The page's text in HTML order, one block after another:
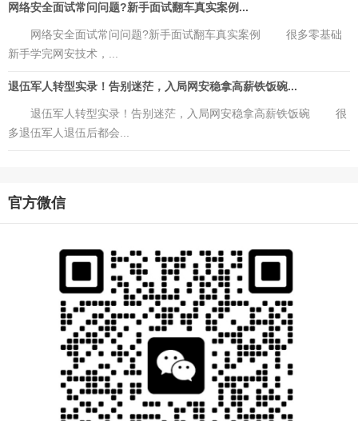
网络安全面试常问问题?新手面试翻车真实案例...
网络安全面试常问问题?新手面试翻车真实案例 很多零基础
新手学完网安技术，...
退伍军人转型实录！告别迷茫，入局网安稳拿高薪铁饭碗...
退伍军人转型实录！告别迷茫，入局网安稳拿高薪铁饭碗 很
多退伍军人退伍后都会...
官方微信